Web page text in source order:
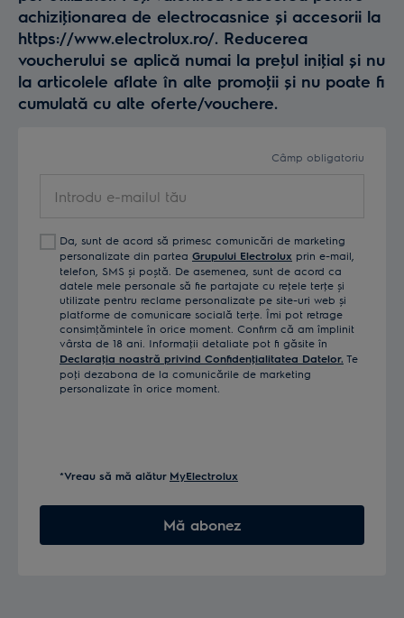
achiziţionarea de electrocasnice și accesorii la
https://www.electrolux.ro/. Reducerea
voucherului se aplică numai la preţul iniţial și nu
la articolele aflate în alte promoţii și nu poate fi
cumulată cu alte oferte/vouchere.
Câmp obligatoriu
Da, sunt de acord să primesc comunicări de marketing
personalizate din partea Grupului Electrolux prin e-mail,
telefon, SMS și poștă. De asemenea, sunt de acord ca
datele mele personale să fie partajate cu reţele terţe și
utilizate pentru reclame personalizate pe site-uri web și
platforme de comunicare socială terţe. Îmi pot retrage
consimţămintele în orice moment. Confirm că am împlinit
vârsta de 18 ani. Informaţii detaliate pot fi găsite în
Declaraţia noastră privind Confidenţialitatea Datelor. Te
poţi dezabona de la comunicările de marketing
personalizate în orice moment.
*Vreau să mă alătur MyElectrolux
Mă abonez